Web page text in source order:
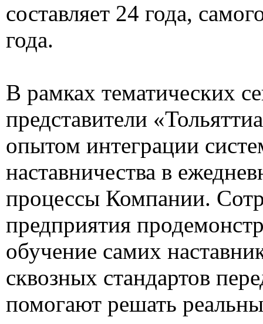
составляет 24 года,
года.
В рамках тематических
представители
опытом интеграции
наставничества в
процессы Компании.
предприятия
обучение самих
сквозных стандартов
помогают решать